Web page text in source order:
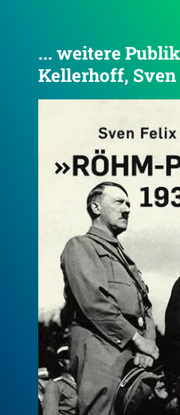
... weitere
Kellerhoff,